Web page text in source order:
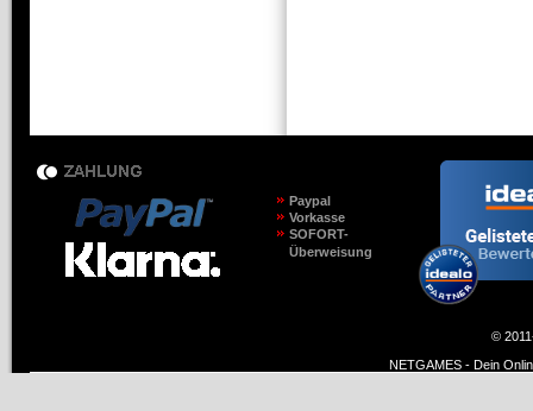
Paypal
Vorkasse
SOFORT-
Überweisung
©
NETGAMES - Dein